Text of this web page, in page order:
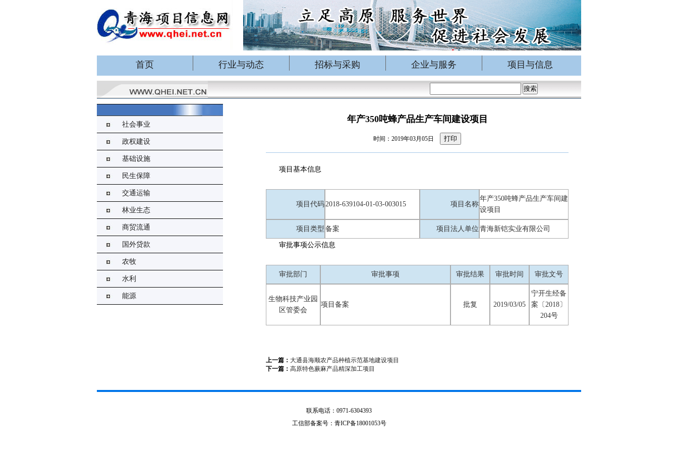
首页 行业与动态 招标与采购 企业与服务 项目与信息
社会事业
政权建设
基础设施
民生保障
交通运输
林业生态
商贸流通
国外贷款
农牧
水利
能源
年产350吨蜂产品生产车间建设项目
时间：2019年03月05日 打印
项目基本信息
项目代码2018-639104-01-03-003015 项目名称
年产350吨蜂产品生产车间建
设项目
项目类型 备案 项目法人单位 青海新铠实业有限公司
审批事项公示信息
审批部门 审批事项 审批结果 审批时间 审批文号
生物科技产业园
区管委会
项目备案 批复 2019/03/05
宁开生经备
案〔2018〕
204号
上一篇： 大通县海顺农产品种植示范基地建设项目
下一篇： 高原特色蕨麻产品精深加工项目
联系电话：0971-6304393
工信部备案号：青ICP备18001053号